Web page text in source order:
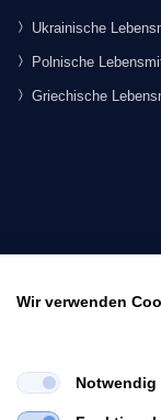
Ukrainische
Polnische
Griechische
Wir verwenden
Notwendig